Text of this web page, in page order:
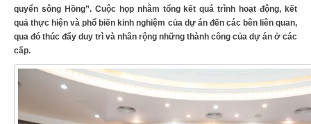
quyển sông Hồng”. Cuộc họp nhằm tổng kết quá trình hoạt động, kết
quả thực hiện và phổ biến kinh nghiệm của dự án đến các bên liên quan,
qua đó thúc đẩy duy trì và nhân rộng những thành công của dự án ở các
cấp.